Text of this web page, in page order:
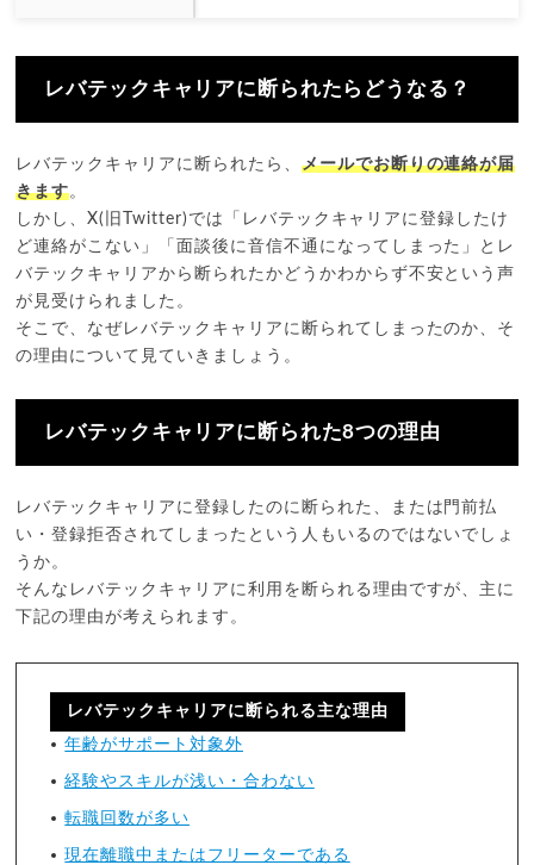
レバテックキャリアに断られたらどうなる？
レバテックキャリアに断られたら、 メールでお断りの連絡が届
きます。
しかし、X(旧Twitter)では「レバテックキャリアに登録したけ
ど連絡がこない」「面談後に音信不通になってしまった」とレ
バテックキャリアから断られたかどうかわからず不安という声
が見受けられました。
そこで、なぜレバテックキャリアに断られてしまったのか、そ
の理由について見ていきましょう。
レバテックキャリアに断られた8つの理由
レバテックキャリアに登録したのに断られた、または門前払
い・登録拒否されてしまったという人もいるのではないでしょ
うか。
そんなレバテックキャリアに利用を断られる理由ですが、主に
下記の理由が考えられます。
レバテックキャリアに断られる主な理由
年齢がサポート対象外
経験やスキルが浅い・合わない
転職回数が多い
現在離職中またはフリーターである